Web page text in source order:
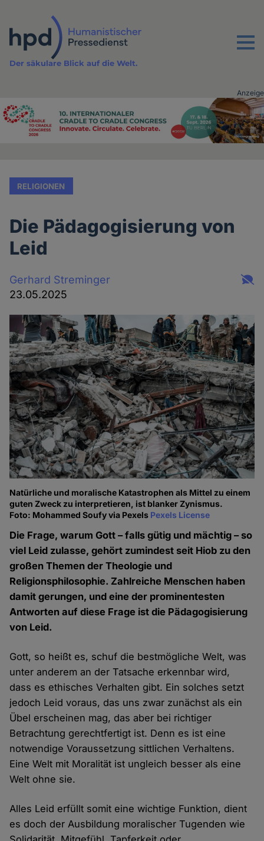
Inhalt
Menu
Der säkulare Blick auf die Welt.
Advertising
Anzeige
RELIGIONEN
Die Pädagogisierung von
Leid
Gerhard Streminger
23.05.2025
Natürliche und moralische Katastrophen als Mittel zu einem
guten Zweck zu interpretieren, ist blanker Zynismus.
Foto: Mohammed Soufy via Pexels Pexels License
Die Frage, warum Gott – falls gütig und mächtig – so
viel Leid zulasse, gehört zumindest seit Hiob zu den
großen Themen der Theologie und
Religionsphilosophie. Zahlreiche Menschen haben
damit gerungen, und eine der prominentesten
Antworten auf diese Frage ist die Pädagogisierung
von Leid.
Gott, so heißt es, schuf die bestmögliche Welt, was
unter anderem an der Tatsache erkennbar wird,
dass es ethisches Verhalten gibt. Ein solches setzt
jedoch Leid voraus, das uns zwar zunächst als ein
Übel erscheinen mag, das aber bei richtiger
Betrachtung gerechtfertigt ist. Denn es ist eine
notwendige Voraussetzung sittlichen Verhaltens.
Eine Welt mit Moralität ist ungleich besser als eine
Welt ohne sie.
Alles Leid erfüllt somit eine wichtige Funktion, dient
es doch der Ausbildung moralischer Tugenden wie